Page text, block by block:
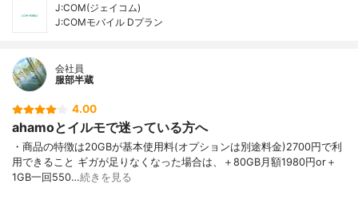
J:COM(ジェイコム)
J:COMモバイル Dプラン
会社員
服部半蔵
4.00
ahamoとイルモで迷っている方へ
・商品の特徴は20GBが基本使用料(オプションは別途料金)2700円で利
用できること ギガが足りなくなった場合は、＋80GB月額1980円or＋
1GB一回550…続きを見る